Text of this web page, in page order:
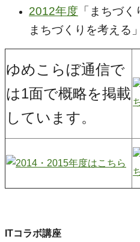
2012年度 「まちづ
まちづくりを考える」
ゆめこらぼ通信で
は1面で概略を掲載
しています。
ITコラボ講座